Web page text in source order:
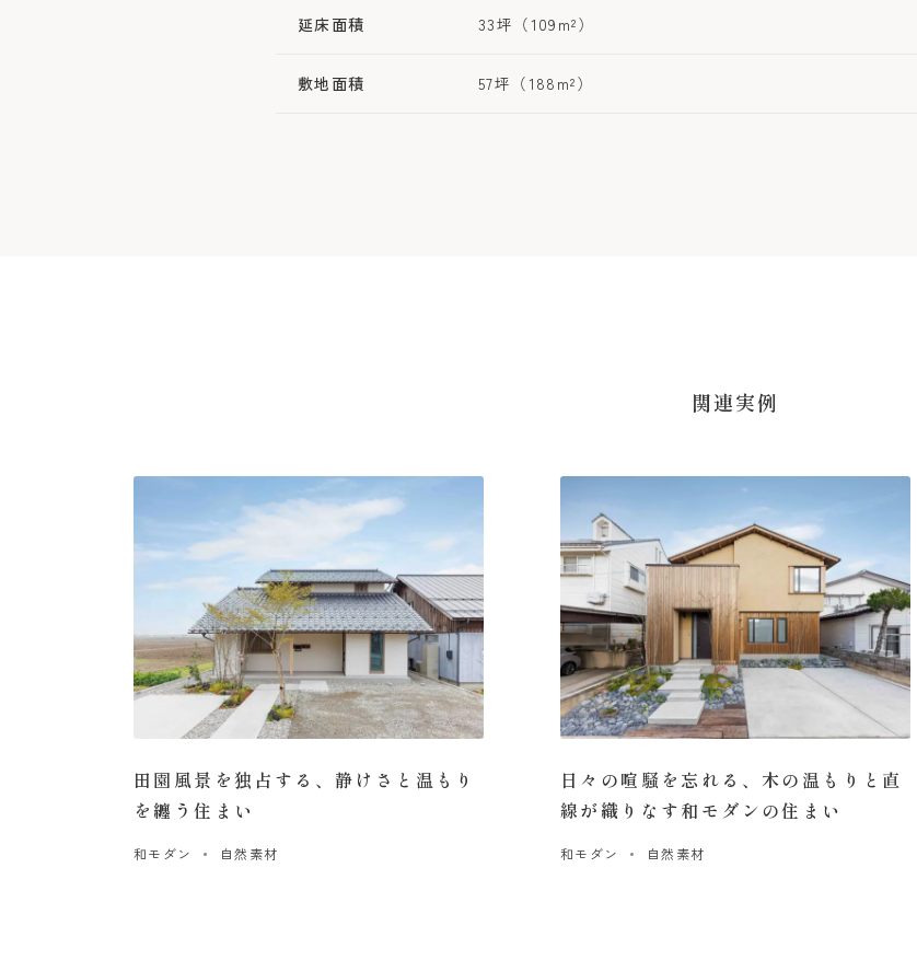
延床面積 33坪（109m²）
敷地面積 57坪（188m²）
関連実例
田園風景を独占する、静けさと温もり
を纏う住まい
和モダン 自然素材
日々の喧騒を忘れる、木の温もりと直
線が織りなす和モダンの住まい
和モダン 自然素材